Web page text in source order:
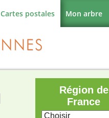
Cartes postales Mon arbre
Région de
France